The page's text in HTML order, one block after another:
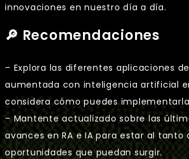
innovaciones en nuestro día a día.
🔎 Recomendaciones
– Explora las diferentes aplicaciones
aumentada con inteligencia artificial
considera cómo puedes
– Mantente actualizado sobre las
avances en RA e IA para estar al tanto
oportunidades que puedan surgir.